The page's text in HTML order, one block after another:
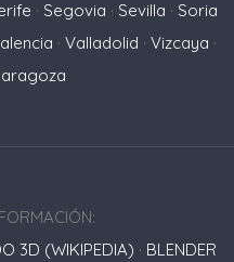
· Segovia · Sevilla · Soria
· Valladolid · Vizcaya ·
3D (WIKIPEDIA) · BLENDER